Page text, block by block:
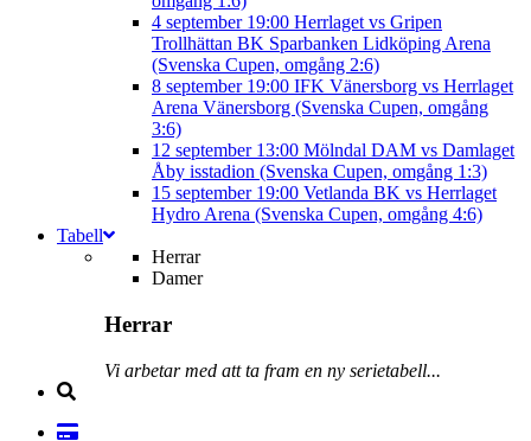
4 september 19:00 Herrlaget vs Gripen
Trollhättan BK Sparbanken Lidköping Arena
(Svenska Cupen, omgång 2:6)
8 september 19:00 IFK Vänersborg vs Herrlaget
Arena Vänersborg (Svenska Cupen, omgång
3:6)
12 september 13:00 Mölndal DAM vs Damlaget
Åby isstadion (Svenska Cupen, omgång 1:3)
15 september 19:00 Vetlanda BK vs Herrlaget
Hydro Arena (Svenska Cupen, omgång 4:6)
Tabell
Herrar
Damer
Herrar
Vi arbetar med att ta fram en ny serietabell...